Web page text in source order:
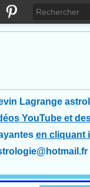
Lagrange
YouTube et
en cliquant